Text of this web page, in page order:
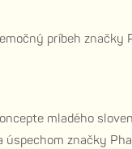
príbeh značky
mladého
úspechom značky